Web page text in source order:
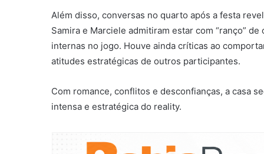
Além disso, conversas no quarto após a festa
Samira e Marciele admitiram estar com “ranço”
internas no jogo. Houve ainda críticas ao
atitudes estratégicas de outros participantes.
Com romance, conflitos e desconfianças, a casa
intensa e estratégica do reality.